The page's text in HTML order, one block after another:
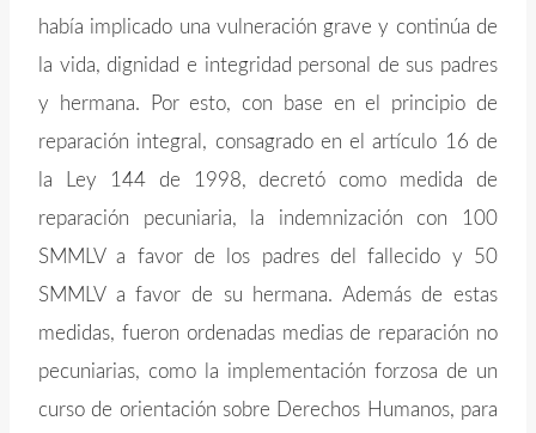
había implicado una vulneración grave y continúa de
la vida, dignidad e integridad personal de sus padres
y hermana. Por esto, con base en el principio de
reparación integral, consagrado en el artículo 16 de
la Ley 144 de 1998, decretó como medida de
reparación pecuniaria, la indemnización con 100
SMMLV a favor de los padres del fallecido y 50
SMMLV a favor de su hermana. Además de estas
medidas, fueron ordenadas medias de reparación no
pecuniarias, como la implementación forzosa de un
curso de orientación sobre Derechos Humanos, para